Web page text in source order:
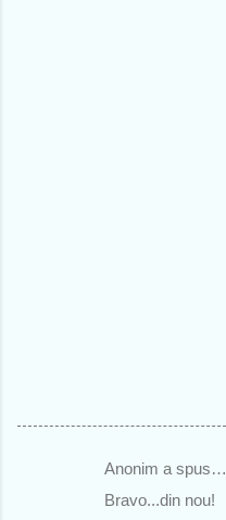
Anonim a spus…
Bravo...din nou!